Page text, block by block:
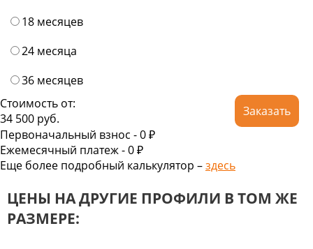
18 месяцев
24 месяца
36 месяцев
Стоимость от:
34 500 руб.
Заказать
Первоначальный взнос -0 ₽
Ежемесячный платеж -0₽
Еще более подробный калькулятор –здесь
ЦЕНЫ НА ДРУГИЕ ПРОФИЛИ В ТОМ ЖЕ
РАЗМЕРЕ: